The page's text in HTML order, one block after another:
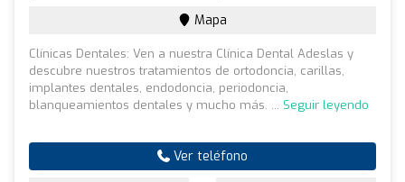
Mapa
Clínicas Dentales: Ven a nuestra Clínica Dental Adeslas y
descubre nuestros tratamientos de ortodoncia, carillas,
implantes dentales, endodoncia, periodoncia,
blanqueamientos dentales y mucho más. ... Seguir leyendo
Ver teléfono